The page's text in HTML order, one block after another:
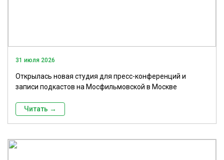
31 июля 2026
Открылась новая студия для пресс-конференций и
записи подкастов на Мосфильмовской в Москве
Читать →